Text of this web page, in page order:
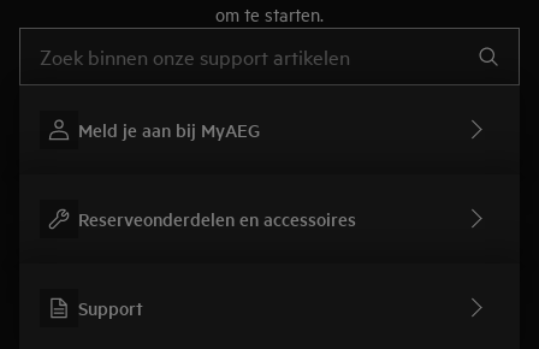
om te starten.
Meld je aan bij MyAEG
Reserveonderdelen en accessoires
Support